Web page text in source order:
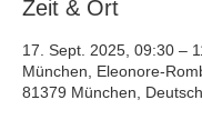
Zeit & Ort
17. Sept. 2025, 09:30 –
München, Eleonore-
81379 München,